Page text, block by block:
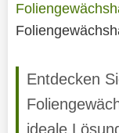
Entdecken
ideale